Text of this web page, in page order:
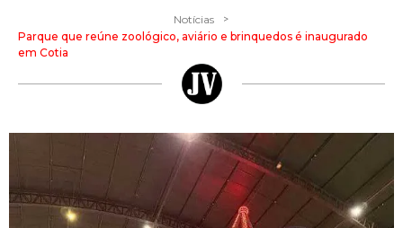
Notícias >
Parque que reúne zoológico, aviário e brinquedos é inaugurado
em Cotia